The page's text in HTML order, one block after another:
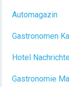
Gastronomen
Hotel
Gastronomie